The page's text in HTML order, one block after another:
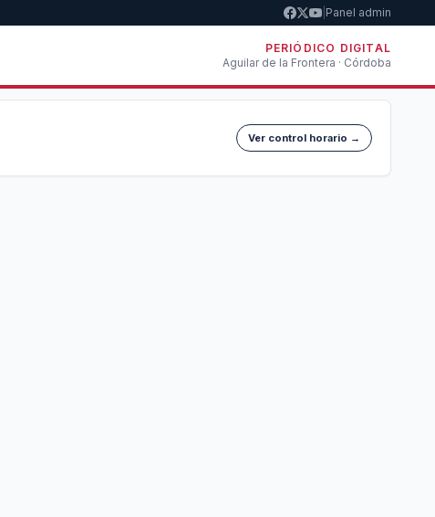
Panel admin
PERIÓDICO DIGITAL
Aguilar de la Frontera · Córdoba
Ver control horario →